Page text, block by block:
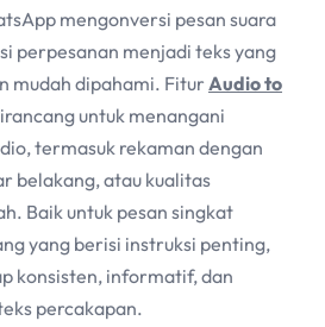
mengonversi pesan suara
perpesanan menjadi teks yang
mudah dipahami. Fitur Audio to
untuk menangani
termasuk rekaman dengan
belakang, atau kualitas
Baik untuk pesan singkat
yang berisi instruksi penting,
konsisten, informatif, dan
percakapan.